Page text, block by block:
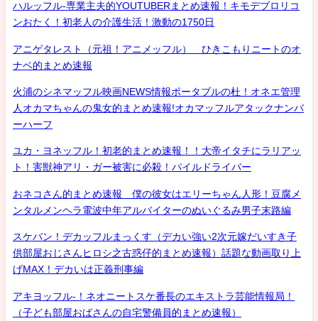
ハルッフル-専業主夫的YOUTUBERまとめ速報！キモデブロリコ
ンおたく！初老人の介護生活！激動の1750日
アニゲタレスト（元祖！アニメッフル） ひきこもりニートのオ
ナベ的まとめ速報
火浦のシネマッフル映画NEWS情報ポータブルの杜！オネエ管理
人オカマちゃんの鬼女的まとめ速報!オカマッフルアタックナンバ
ーハーフ
ユカ・ヨネッフル！初老的まとめ速報！！大帝イタチにラリアッ
ト！害獣神アリ・ガー被害に必殺！パイルドライバー
おネコさん的まとめ速報 僕の彼女はエリーちゃん人形！豆腐メ
ンタルメンヘラ電波中年アルバイターのぬいぐるみ男子末路編
スケバン！デカッフルまっくす（デカい強い2次元嫁だいすき子
供部屋おじさんヒロシ之古惑仔的まとめ速報）話題な動画取り上
げMAX！デカいは正義刑事編
アキヨッフル-！ネオニートスケ番長のエキストラ芸能情報局！
（子ども部屋おばさんの自宅警備員的まとめ速報）